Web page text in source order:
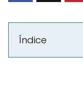
Índice